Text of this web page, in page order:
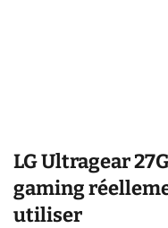
LG Ultragear
gaming
utiliser